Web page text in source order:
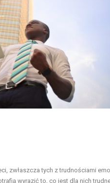
zwłaszcza tych z trudnościami
wyrazić to, co jest dla nich